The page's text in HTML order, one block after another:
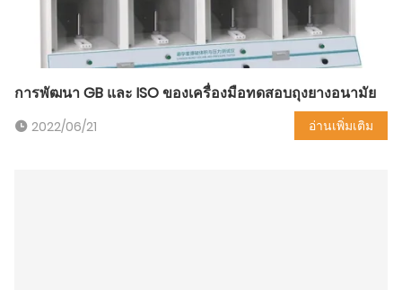
การพัฒนา GB และ ISO ของเครื่องมือทดสอบถุงยางอนามัย
2022/06/21 อ่านเพิ่มเติม